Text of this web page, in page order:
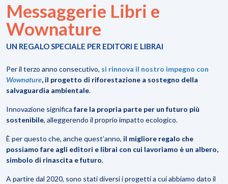
Messaggerie Libri e
Wownature
UN REGALO SPECIALE PER EDITORI E LIBRAI
Per il terzo anno consecutivo, si rinnova il nostro impegno con
Wownature, il progetto di riforestazione a sostegno della
salvaguardia ambientale.
Innovazione significa fare la propria parte per un futuro più
sostenibile, alleggerendo il proprio impatto ecologico.
È per questo che, anche quest’anno, il migliore regalo che
possiamo fare agli editori e librai con cui lavoriamo è un albero,
simbolo di rinascita e futuro.
A partire dal 2020, sono stati diversi i progetti a cui abbiamo dato il